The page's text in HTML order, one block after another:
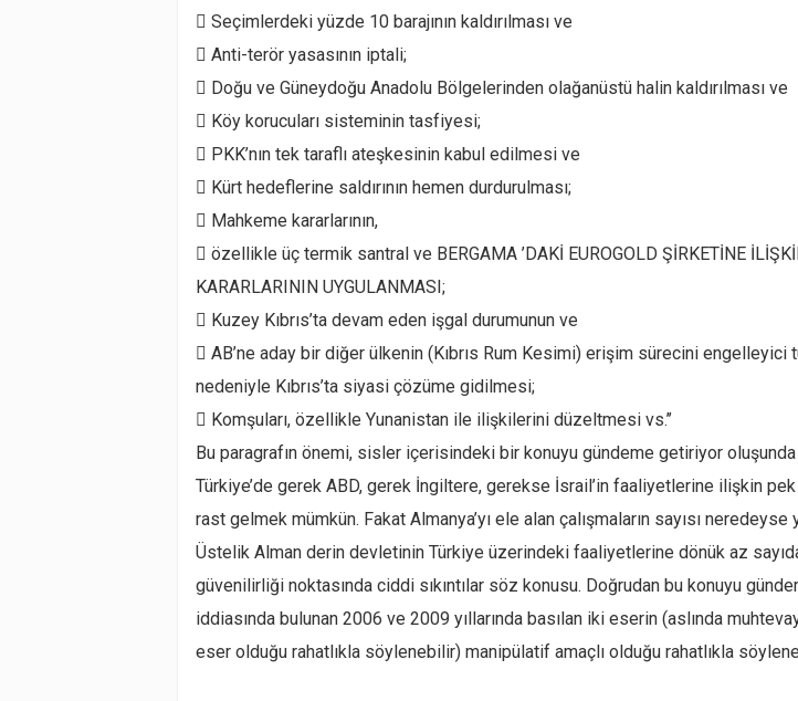
 Seçimlerdeki yüzde 10 barajının kaldırılması ve
 Anti-terör yasasının iptali;
 Doğu ve Güneydoğu Anadolu Bölgelerinden olağanüstü halin kaldırılması ve
 Köy korucuları sisteminin tasfiyesi;
 PKK’nın tek taraflı ateşkesinin kabul edilmesi ve
 Kürt hedeflerine saldırının hemen durdurulması;
 Mahkeme kararlarının,
 özellikle üç termik santral ve BERGAMA ’DAKİ EUROGOLD ŞİRKETİNE
KARARLARININ UYGULANMASI;
 Kuzey Kıbrıs’ta devam eden işgal durumunun ve
 AB’ne aday bir diğer ülkenin (Kıbrıs Rum Kesimi) erişim sürecini engelleyici
nedeniyle Kıbrıs’ta siyasi çözüme gidilmesi;
 Komşuları, özellikle Yunanistan ile ilişkilerini düzeltmesi vs.’’
Bu paragrafın önemi, sisler içerisindeki bir konuyu gündeme getiriyor oluşunda
Türkiye’de gerek ABD, gerek İngiltere, gerekse İsrail’in faaliyetlerine ilişkin
rast gelmek mümkün. Fakat Almanya’yı ele alan çalışmaların sayısı neredeyse
Üstelik Alman derin devletinin Türkiye üzerindeki faaliyetlerine dönük az
güvenilirliği noktasında ciddi sıkıntılar söz konusu. Doğrudan bu konuyu
iddiasında bulunan 2006 ve 2009 yıllarında basılan iki eserin (aslında
eser olduğu rahatlıkla söylenebilir) manipülatif amaçlı olduğu rahatlıkla